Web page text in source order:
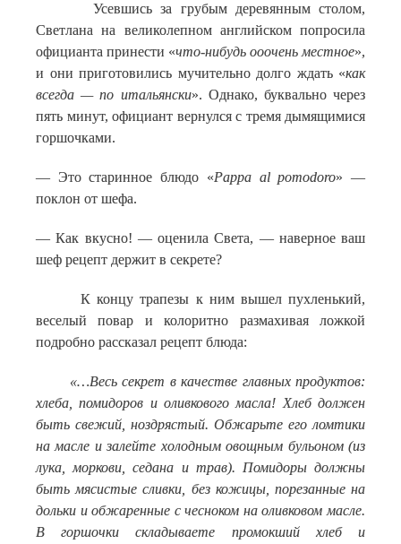
Усевшись за грубым деревянным столом,
Светлана на великолепном английском попросила
официанта принести «что-нибудь ооочень местное»,
и они приготовились мучительно долго ждать «как
всегда — по итальянски». Однако, буквально через
пять минут, официант вернулся с тремя дымящимися
горшочками.
— Это старинное блюдо «Pappa al pomodoro» —
поклон от шефа.
— Как вкусно! — оценила Света, — наверное ваш
шеф рецепт держит в секрете?
К концу трапезы к ним вышел пухленький,
веселый повар и колоритно размахивая ложкой
подробно рассказал рецепт блюда:
«…Весь секрет в качестве главных продуктов:
хлеба, помидоров и оливкового масла! Хлеб должен
быть свежий, ноздрястый. Обжарьте его ломтики
на масле и залейте холодным овощным бульоном (из
лука, моркови, седана и трав). Помидоры должны
быть мясистые сливки, без кожицы, порезанные на
дольки и обжаренные с чесноком на оливковом масле.
В горшочки складываете промокший хлеб и